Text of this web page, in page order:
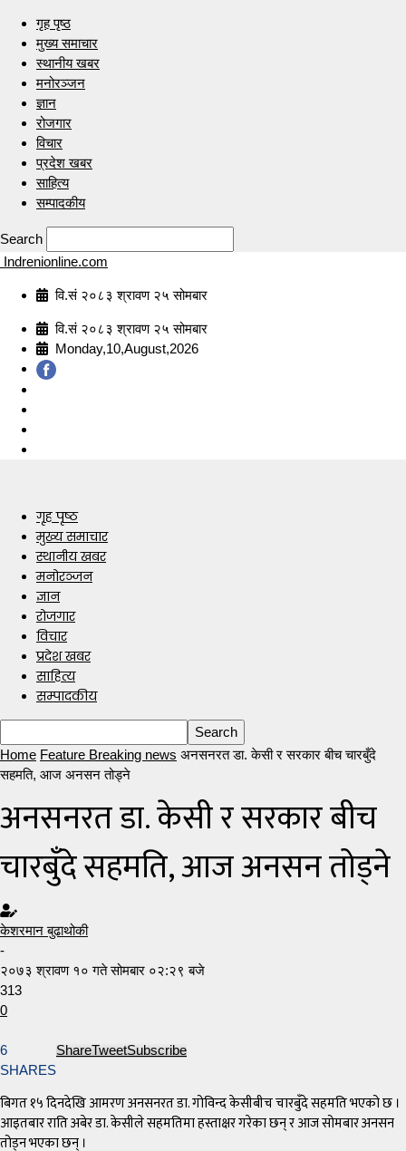
गृह पृष्ठ
मुख्य समाचार
स्थानीय खबर
मनोरञ्जन
ज्ञान
रोजगार
विचार
प्रदेश खबर
साहित्य
सम्पादकीय
Search
Indrenionline.com
वि.सं २०८३ श्रावण २५ सोमबार
वि.सं २०८३ श्रावण २५ सोमबार
Monday,10,August,2026
गृह पृष्ठ
मुख्य समाचार
स्थानीय खबर
मनोरञ्जन
ज्ञान
रोजगार
विचार
प्रदेश खबर
साहित्य
सम्पादकीय
Home Feature Breaking news अनसनरत डा. केसी र सरकार बीच चारबुँदे
सहमति, आज अनसन तोड्ने
अनसनरत डा. केसी र सरकार बीच
चारबुँदे सहमति, आज अनसन तोड्ने
केशरमान बुढाथोकी
-
२०७३ श्रावण १० गते सोमबार ०२:२९ बजे
313
0
6
SHARES
ShareTweetSubscribe
बिगत १५ दिनदेखि आमरण अनसनरत डा. गोविन्द केसीबीच चारबुँदे सहमति भएको छ ।
आइतबार राति अबेर डा. केसीले सहमतिमा हस्ताक्षर गरेका छन् र आज सोमबार अनसन
तोड्न भएका छन् ।